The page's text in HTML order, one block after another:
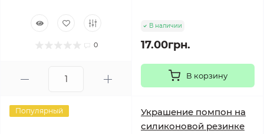
0
В наличии
17.00грн.
В корзину
Популярный
Украшение помпон на
силиконовой резинке